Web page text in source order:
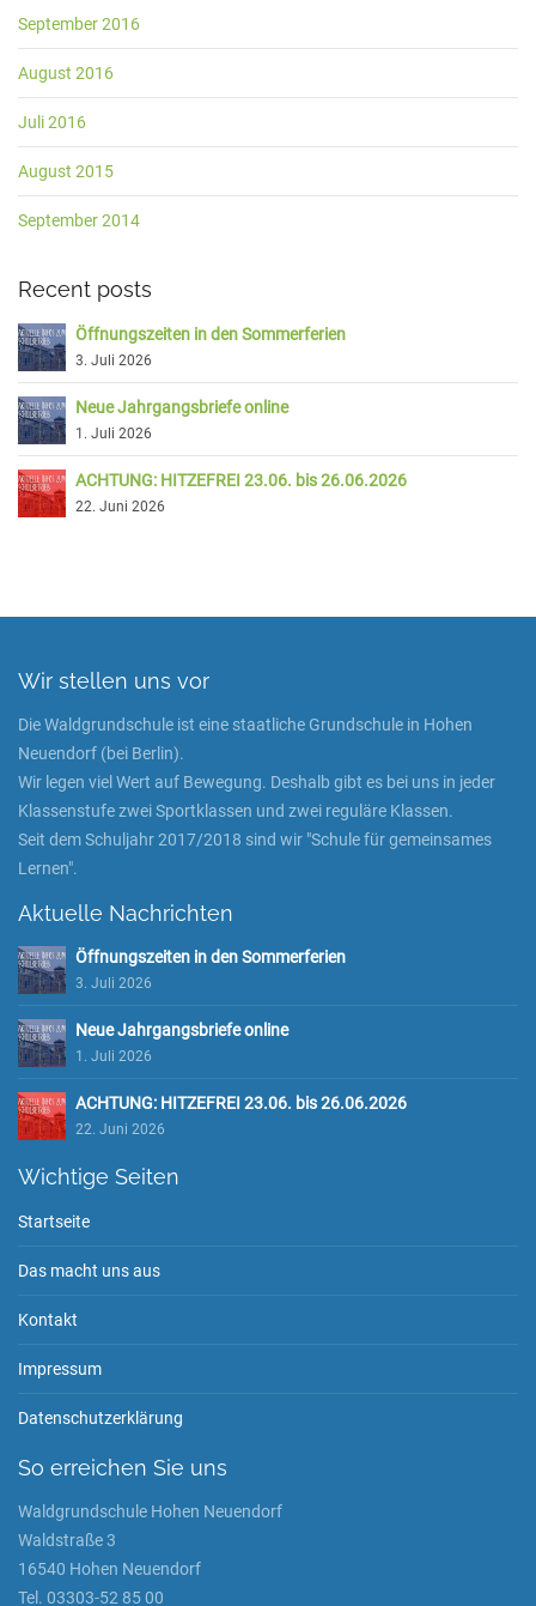
September 2016
August 2016
Juli 2016
August 2015
September 2014
Recent posts
Öffnungszeiten in den Sommerferien
3. Juli 2026
Neue Jahrgangsbriefe online
1. Juli 2026
ACHTUNG: HITZEFREI 23.06. bis 26.06.2026
22. Juni 2026
Wir stellen uns vor
Die Waldgrundschule ist eine staatliche Grundschule in Hohen
Neuendorf (bei Berlin).
Wir legen viel Wert auf Bewegung. Deshalb gibt es bei uns in jeder
Klassenstufe zwei Sportklassen und zwei reguläre Klassen.
Seit dem Schuljahr 2017/2018 sind wir "Schule für gemeinsames
Lernen".
Aktuelle Nachrichten
Öffnungszeiten in den Sommerferien
3. Juli 2026
Neue Jahrgangsbriefe online
1. Juli 2026
ACHTUNG: HITZEFREI 23.06. bis 26.06.2026
22. Juni 2026
Wichtige Seiten
Startseite
Das macht uns aus
Kontakt
Impressum
Datenschutzerklärung
So erreichen Sie uns
Waldgrundschule Hohen Neuendorf
Waldstraße 3
16540 Hohen Neuendorf
Tel. 03303-52 85 00